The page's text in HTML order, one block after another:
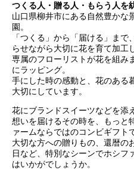
つくる人・贈る人・もらう人を
山口県柳井市にある自然豊かな
園。
「つくる」から「届ける」ま
らせながら大切に花を育て加工
専属のフローリストが花を組み
にラッピング。
手にした時の感動と、花のある
大切にしています。
花にブランドスイーツなどを添
想いを届けるその時を、もっと
ァームならではのコンビギフト
大切な方への贈りもの、還暦の
日など、特別なシーンでホシフ
はいかがでしょうか。